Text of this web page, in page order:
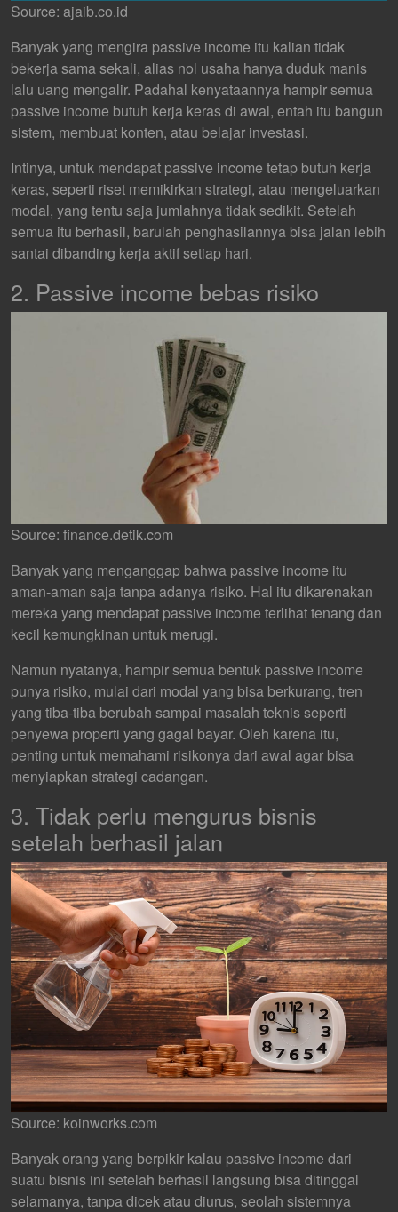
Source: ajaib.co.id
Banyak yang mengira passive income itu kalian tidak
bekerja sama sekali, alias nol usaha hanya duduk manis
lalu uang mengalir. Padahal kenyataannya hampir semua
passive income butuh kerja keras di awal, entah itu bangun
sistem, membuat konten, atau belajar investasi.
Intinya, untuk mendapat passive income tetap butuh kerja
keras, seperti riset memikirkan strategi, atau mengeluarkan
modal, yang tentu saja jumlahnya tidak sedikit. Setelah
semua itu berhasil, barulah penghasilannya bisa jalan lebih
santai dibanding kerja aktif setiap hari.
2. Passive income bebas risiko
Source: finance.detik.com
Banyak yang menganggap bahwa passive income itu
aman-aman saja tanpa adanya risiko. Hal itu dikarenakan
mereka yang mendapat passive income terlihat tenang dan
kecil kemungkinan untuk merugi.
Namun nyatanya, hampir semua bentuk passive income
punya risiko, mulai dari modal yang bisa berkurang, tren
yang tiba-tiba berubah sampai masalah teknis seperti
penyewa properti yang gagal bayar. Oleh karena itu,
penting untuk memahami risikonya dari awal agar bisa
menyiapkan strategi cadangan.
3. Tidak perlu mengurus bisnis
setelah berhasil jalan
Source: koinworks.com
Banyak orang yang berpikir kalau passive income dari
suatu bisnis ini setelah berhasil langsung bisa ditinggal
selamanya, tanpa dicek atau diurus, seolah sistemnya